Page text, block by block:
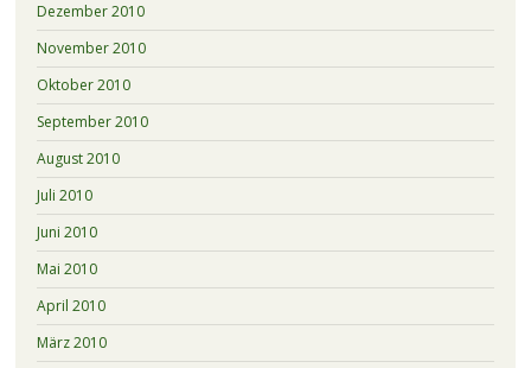
Dezember 2010
November 2010
Oktober 2010
September 2010
August 2010
Juli 2010
Juni 2010
Mai 2010
April 2010
März 2010